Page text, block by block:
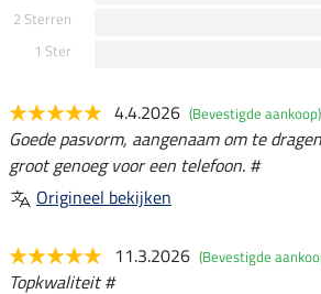
2 Sterren
1 Ster
4.4.2026 (Bevestigde aankoop)
Goede pasvorm, aangenaam om te
groot genoeg voor een telefoon. #
Origineel bekijken
11.3.2026 (Bevestigde
Topkwaliteit #